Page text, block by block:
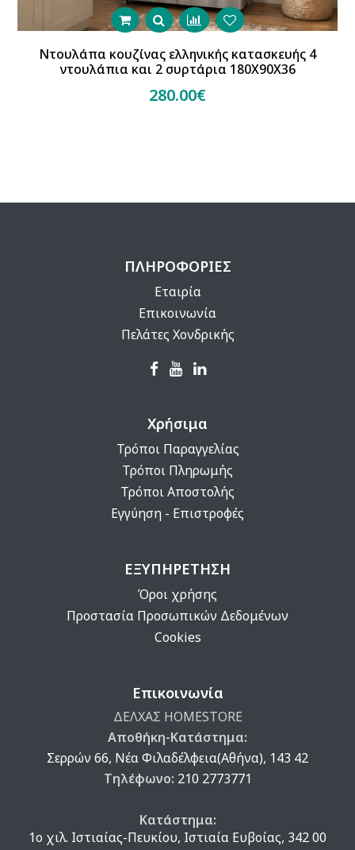
Ντουλάπα κουζίνας ελληνικής κατασκευής 4
ντουλάπια και 2 συρτάρια 180Χ90Χ36
280.00€
ΠΛΗΡΟΦΟΡΙΕΣ
Εταιρία
Επικοινωνία
Πελάτες Χονδρικής
Χρήσιμα
Τρόποι Παραγγελίας
Τρόποι Πληρωμής
Τρόποι Αποστολής
Εγγύηση - Επιστροφές
ΕΞΥΠΗΡΕΤΗΣΗ
Όροι χρήσης
Προστασία Προσωπικών Δεδομένων
Cookies
Επικοινωνία
ΔΕΛΧΑΣ HOMESTORE
Αποθήκη-Κατάστημα:
Σερρών 66, Νέα Φιλαδέλφεια(Αθήνα), 143 42
Τηλέφωνο: 210 2773771
Κατάστημα:
1ο χιλ. Ιστιαίας-Πευκίου, Ιστιαία Ευβοίας, 342 00